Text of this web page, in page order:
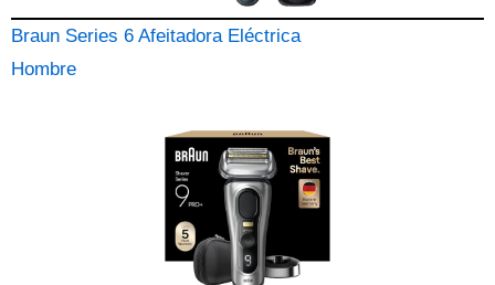
Braun Series 6 Afeitadora Eléctrica
Hombre